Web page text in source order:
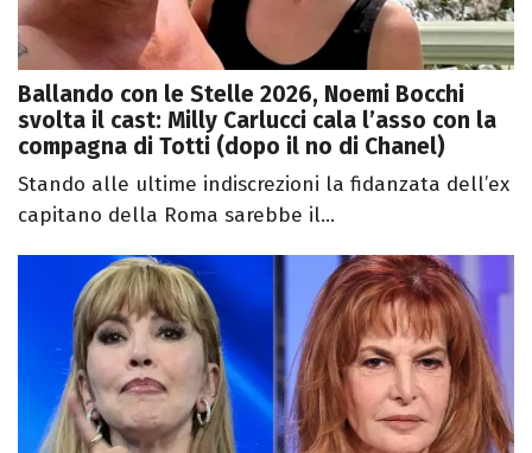
Ballando con le Stelle 2026, Noemi Bocchi
svolta il cast: Milly Carlucci cala l’asso con la
compagna di Totti (dopo il no di Chanel)
Stando alle ultime indiscrezioni la fidanzata dell’ex
capitano della Roma sarebbe il...